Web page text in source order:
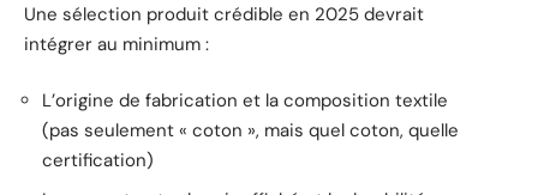
Une sélection produit crédible en 2025 devrait
intégrer au minimum :
L’origine de fabrication et la composition textile
(pas seulement « coton », mais quel coton, quelle
certification)